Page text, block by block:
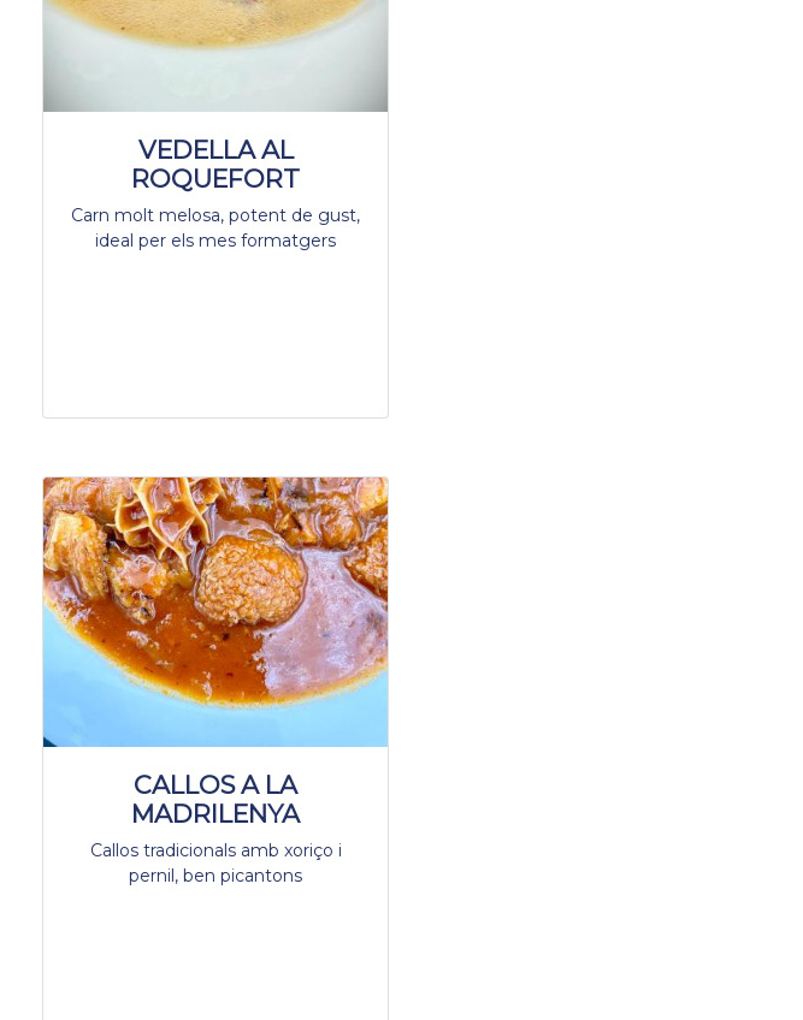
VEDELLA AL
ROQUEFORT
Carn molt melosa, potent de gust,
ideal per els mes formatgers
CALLOS A LA
MADRILENYA
Callos tradicionals amb xoriço i
pernil, ben picantons